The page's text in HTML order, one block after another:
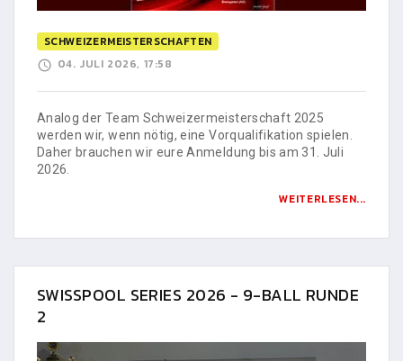
SCHWEIZERMEISTERSCHAFTEN
04. JULI 2026, 17:58
Analog der Team Schweizermeisterschaft 2025
werden wir, wenn nötig, eine Vorqualifikation spielen.
Daher brauchen wir eure Anmeldung bis am 31. Juli
2026.
WEITERLESEN...
SWISSPOOL SERIES 2026 - 9-BALL RUNDE
2